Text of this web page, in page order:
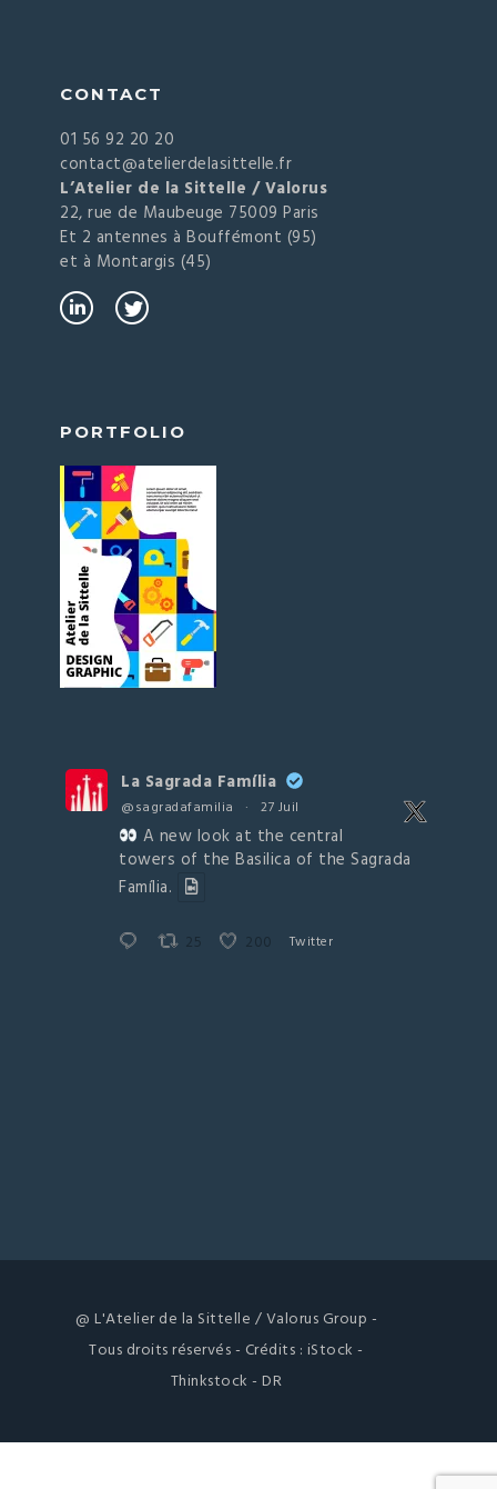
CONTACT
01 56 92 20 20
contact@atelierdelasittelle.fr
L’Atelier de la Sittelle / Valorus
22, rue de Maubeuge 75009 Paris
Et 2 antennes à Bouffémont (95)
et à Montargis (45)
PORTFOLIO
La Sagrada Família
@sagradafamilia · 27 Juil
A new look at the central
towers of the Basilica of the Sagrada
Família.
25 200 Twitter
@ L'Atelier de la Sittelle / Valorus Group -
Tous droits réservés - Crédits : iStock -
Thinkstock - DR